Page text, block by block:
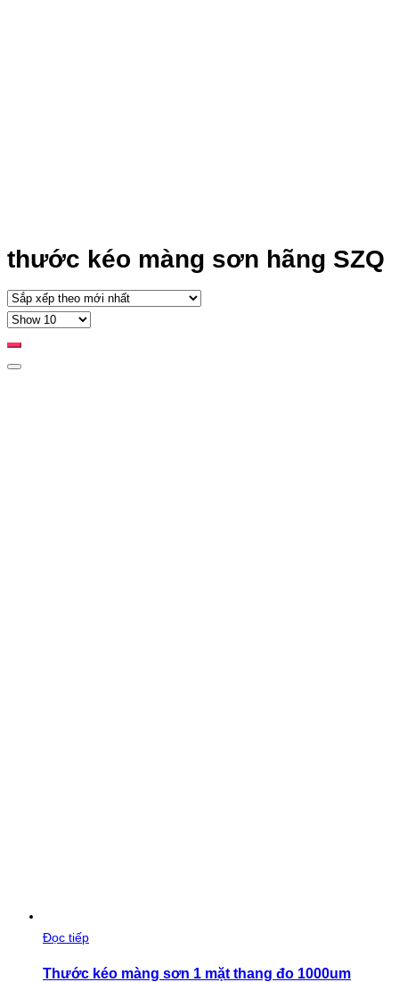
thước kéo màng sơn hãng SZQ
Đọc tiếp
Thước kéo màng sơn 1 mặt thang đo 1000um